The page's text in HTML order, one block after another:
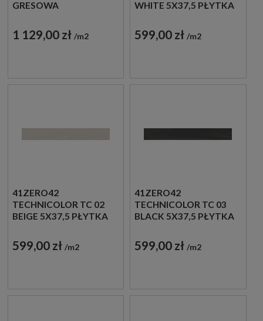
GRESOWA
1 129,00 zł m2
WHITE 5X37,5 PŁYTKA
599,00 zł m2
41ZERO42
TECHNICOLOR TC 02
BEIGE 5X37,5 PŁYTKA
599,00 zł m2
41ZERO42
TECHNICOLOR TC 03
BLACK 5X37,5 PŁYTKA
599,00 zł m2